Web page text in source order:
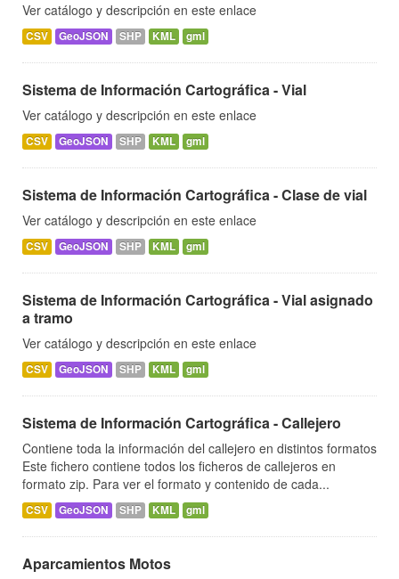
Ver catálogo y descripción en este enlace
CSV GeoJSON SHP KML gml
Sistema de Información Cartográfica - Vial
Ver catálogo y descripción en este enlace
CSV GeoJSON SHP KML gml
Sistema de Información Cartográfica - Clase de vial
Ver catálogo y descripción en este enlace
CSV GeoJSON SHP KML gml
Sistema de Información Cartográfica - Vial asignado
a tramo
Ver catálogo y descripción en este enlace
CSV GeoJSON SHP KML gml
Sistema de Información Cartográfica - Callejero
Contiene toda la información del callejero en distintos formatos
Este fichero contiene todos los ficheros de callejeros en
formato zip. Para ver el formato y contenido de cada...
CSV GeoJSON SHP KML gml
Aparcamientos Motos